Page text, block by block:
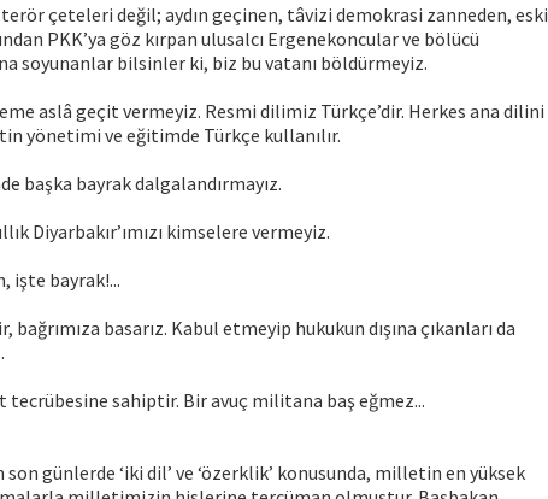
çeteleri değil; aydın geçinen, tâvizi demokrasi zanneden, eski
PKK’ya göz kırpan ulusalcı Ergenekoncular ve bölücü
soyunanlar bilsinler ki, biz bu vatanı böldürmeyiz.
aslâ geçit vermeyiz. Resmi dilimiz Türkçe’dir. Herkes ana dilini
yönetimi ve eğitimde Türkçe kullanılır.
başka bayrak dalgalandırmayız.
Diyarbakır’ımızı kimselere vermeyiz.
işte bayrak!...
basarız. Kabul etmeyip hukukun dışına çıkanları da
tecrübesine sahiptir. Bir avuç militana baş eğmez...
günlerde ‘iki dil’ ve ‘özerklik’ konusunda, milletin en yüksek